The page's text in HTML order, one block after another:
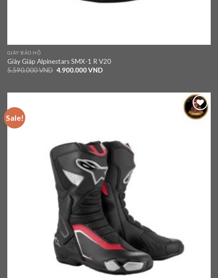
GIÀY BẢO HỘ
Giày Giáp Alpinestars SMX-1 R V20
5.590.000VND 4.900.000VND
Sale!
Add to